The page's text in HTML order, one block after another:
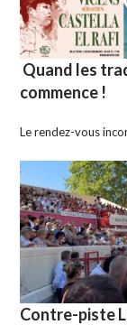
Quand les
commence !
Le rendez-vous
Contre-piste